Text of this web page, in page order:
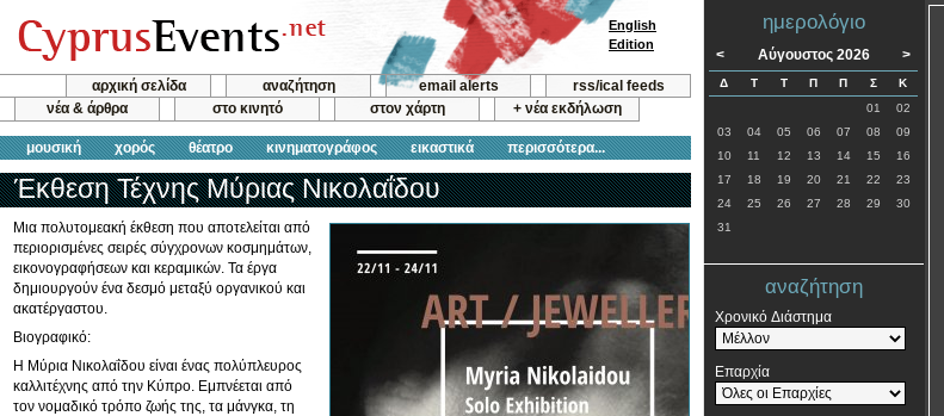
αρχική σελίδα αναζήτηση email alerts
rss/ical feeds
νέα & άρθρα
στο κινητό στον χάρτη + νέα εκδήλωση
μουσική χορός θέατρο κινηματογράφος εικαστικά περισσότερα...
English
Edition
Έκθεση Τέχνης Μύριας Νικολαΐδου
Μια πολυτομεακή έκθεση που αποτελείται από
περιορισμένες σειρές σύγχρονων κοσμημάτων,
εικονογραφήσεων και κεραμικών. Τα έργα
δημιουργούν ένα δεσμό μεταξύ οργανικού και
ακατέργαστου.
Βιογραφικό:
Η Μύρια Νικολαΐδου είναι ένας πολύπλευρος
καλλιτέχνης από την Κύπρο. Εμπνέεται από
τον νομαδικό τρόπο ζωής της, τα μάνγκα, τη
ημερολόγιο
< Αύγουστος 2026 >
Δ Τ Τ Π Π Σ
Κ
01
02
03
04 05 06 07 08
09
10
11 12 13 14 15
16
17
18 19 20 21 22
23
24
25 26 27 28 29
30
31
αναζήτηση
Χρονικό Διάστημα
Επαρχία